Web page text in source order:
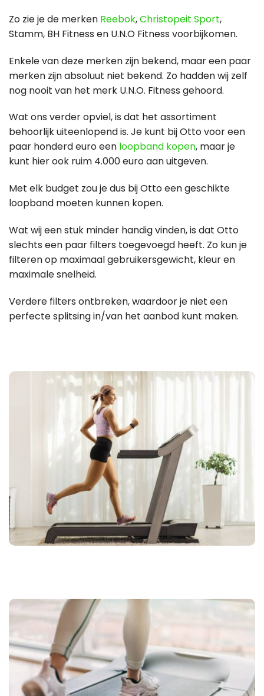
Zo zie je de merken Reebok,Christopeit Sport,
Stamm, BH Fitness en U.N.O Fitness voorbijkomen.
Enkele van deze merken zijn bekend, maar een paar
merken zijn absoluut niet bekend. Zo hadden wij zelf
nog nooit van het merk U.N.O. Fitness gehoord.
Wat ons verder opviel, is dat het assortiment
behoorlijk uiteenlopend is. Je kunt bij Otto voor een
paar honderd euro een loopband kopen, maar je
kunt hier ook ruim 4.000 euro aan uitgeven.
Met elk budget zou je dus bij Otto een geschikte
loopband moeten kunnen kopen.
Wat wij een stuk minder handig vinden, is dat Otto
slechts een paar filters toegevoegd heeft. Zo kun je
filteren op maximaal gebruikersgewicht, kleur en
maximale snelheid.
Verdere filters ontbreken, waardoor je niet een
perfecte splitsing in/van het aanbod kunt maken.